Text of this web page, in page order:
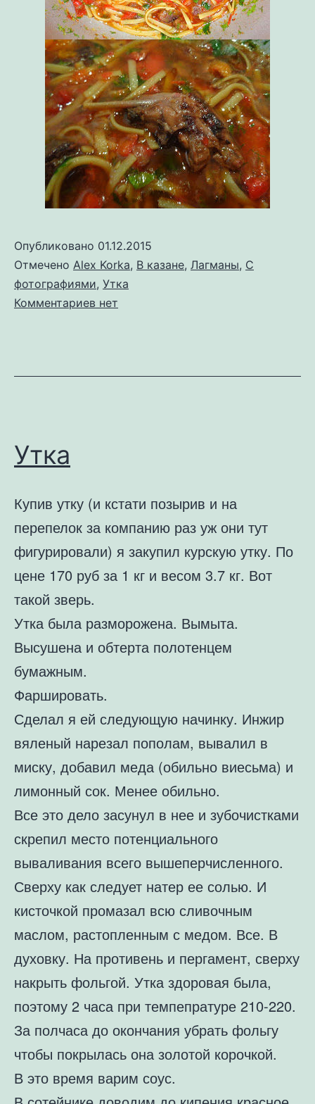
Опубликовано 01.12.2015
Отмечено Alex Korka, В казане, Лагманы, С
фотографиями, Утка
Комментариев к
утки
нет
Утка
Купив утку (и кстати позырив и на
перепелок за компанию раз уж они тут
фигурировали) я закупил курскую утку. По
цене 170 руб за 1 кг и весом 3.7 кг. Вот
такой зверь.
Утка была разморожена. Вымыта.
Высушена и обтерта полотенцем
бумажным.
Фаршировать.
Сделал я ей следующую начинку. Инжир
вяленый нарезал пополам, вывалил в
миску, добавил меда (обильно виесьма) и
лимонный сок. Менее обильно.
Все это дело засунул в нее и зубочистками
скрепил место потенциального
вываливания всего вышеперчисленного.
Сверху как следует натер ее солью. И
кисточкой промазал всю сливочным
маслом, растопленным с медом. Все. В
духовку. На противень и пергамент, сверху
накрыть фольгой. Утка здоровая была,
поэтому 2 часа при темпепратуре 210-220.
За полчаса до окончания убрать фольгу
чтобы покрылась она золотой корочкой.
В это время варим соус.